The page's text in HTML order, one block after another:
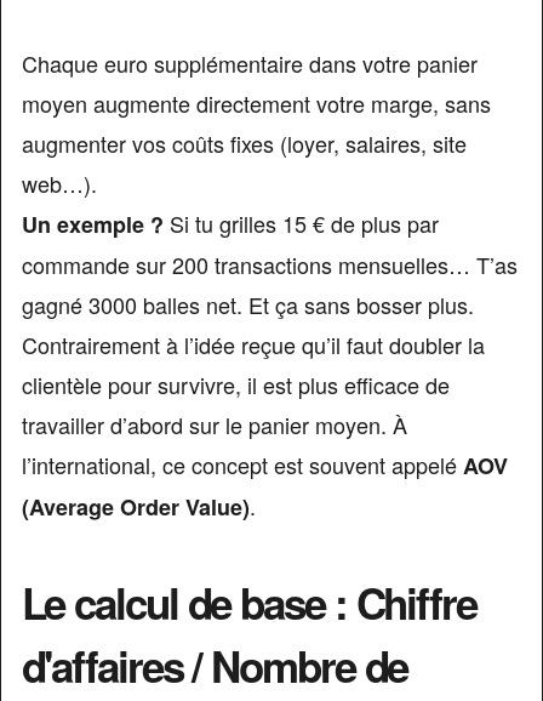
Chaque euro supplémentaire dans votre panier
moyen augmente directement votre marge, sans
augmenter vos coûts fixes (loyer, salaires, site
web…).
Un exemple ? Si tu grilles 15 € de plus par
commande sur 200 transactions mensuelles… T’as
gagné 3000 balles net. Et ça sans bosser plus.
Contrairement à l’idée reçue qu’il faut doubler la
clientèle pour survivre, il est plus efficace de
travailler d’abord sur le panier moyen. À
l’international, ce concept est souvent appeléAOV
(Average Order Value).
Le calcul de base : Chiffre
d'affaires / Nombre de